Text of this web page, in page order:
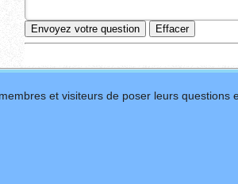
et visiteurs de poser leurs questions